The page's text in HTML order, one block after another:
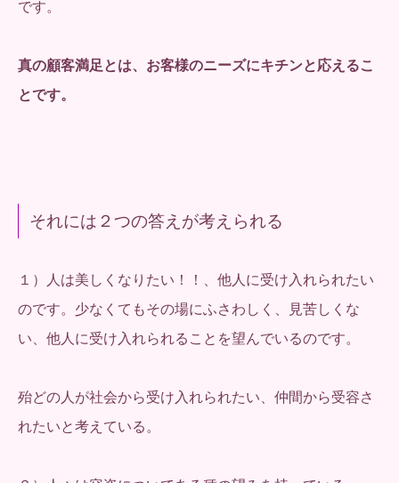
です。
真の顧客満足とは、お客様のニーズにキチンと応えるこ
とです。
それには２つの答えが考えられる
１）人は美しくなりたい！！、他人に受け入れられたい
のです。少なくてもその場にふさわしく、見苦しくな
い、他人に受け入れられることを望んでいるのです。
殆どの人が社会から受け入れられたい、仲間から受容さ
れたいと考えている。